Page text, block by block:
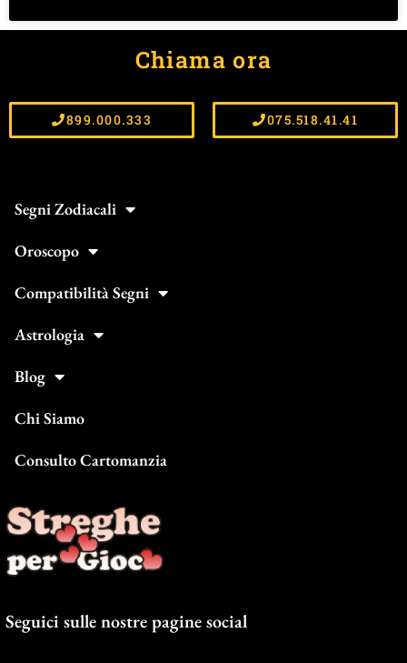
Chiama ora
899.000.333 075.518.41.41
Segni Zodiacali
Oroscopo
Compatibilità Segni
Astrologia
Blog
Chi Siamo
Consulto Cartomanzia
Seguici sulle nostre pagine social